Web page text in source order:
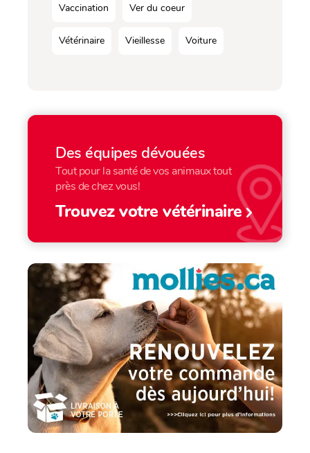
Vaccination Ver du coeur
Vétérinaire Vieillesse Voiture
Des équipes dévouées
Tout pour la santé de vos animaux tout
près de chez vous!
Trouvez votre vétérinaire